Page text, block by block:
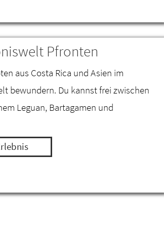
Pfronten
aus Costa Rica und Asien im
bewundern. Du kannst frei zwischen
Leguan, Bartagamen und